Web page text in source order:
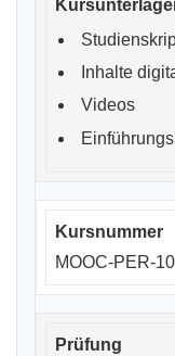
Inhalte
Videos
MOOC-PER-10